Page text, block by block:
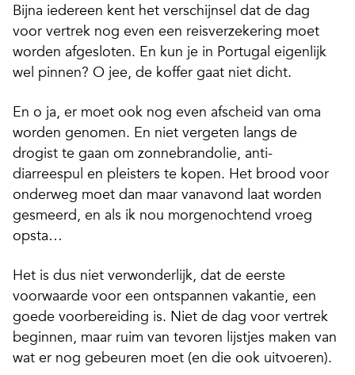
Bijna iedereen kent het verschijnsel dat de dag
voor vertrek nog even een reisverzekering moet
worden afgesloten. En kun je in Portugal eigenlijk
wel pinnen? O jee, de koffer gaat niet dicht.
En o ja, er moet ook nog even afscheid van oma
worden genomen. En niet vergeten langs de
drogist te gaan om zonnebrandolie, anti-
diarreespul en pleisters te kopen. Het brood voor
onderweg moet dan maar vanavond laat worden
gesmeerd, en als ik nou morgenochtend vroeg
opsta…
Het is dus niet verwonderlijk, dat de eerste
voorwaarde voor een ontspannen vakantie, een
goede voorbereiding is. Niet de dag voor vertrek
beginnen, maar ruim van tevoren lijstjes maken van
wat er nog gebeuren moet (en die ook uitvoeren).